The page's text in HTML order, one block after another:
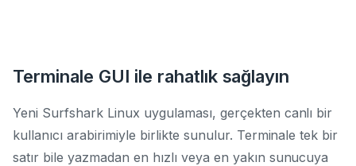
Terminale GUI ile rahatlık sağlayın
Yeni Surfshark Linux uygulaması, gerçekten canlı bir
kullanıcı arabirimiyle birlikte sunulur. Terminale tek bir
satır bile yazmadan en hızlı veya en yakın sunucuya